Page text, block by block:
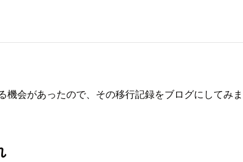
機会があったので、その移行記録をブログにしてみ